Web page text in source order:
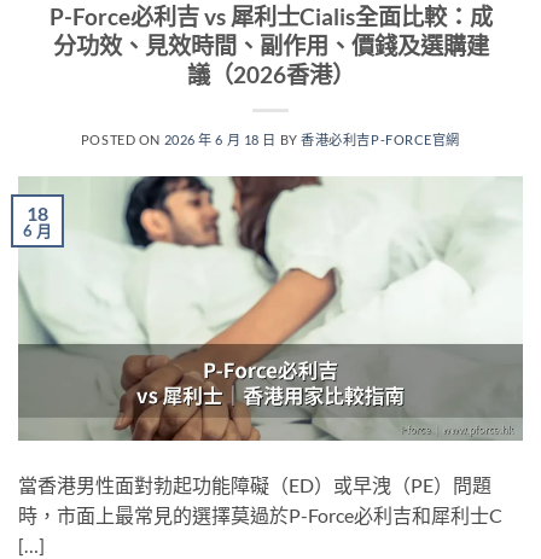
P-Force必利吉 vs 犀利士Cialis全面比較：成
分功效、見效時間、副作用、價錢及選購建
議（2026香港）
POSTED ON 2026 年 6 月 18 日 BY香港必利吉P-FORCE官網
18
6 月
當香港男性面對勃起功能障礙（ED）或早洩（PE）問題
時，市面上最常見的選擇莫過於P-Force必利吉和犀利士C
[…]